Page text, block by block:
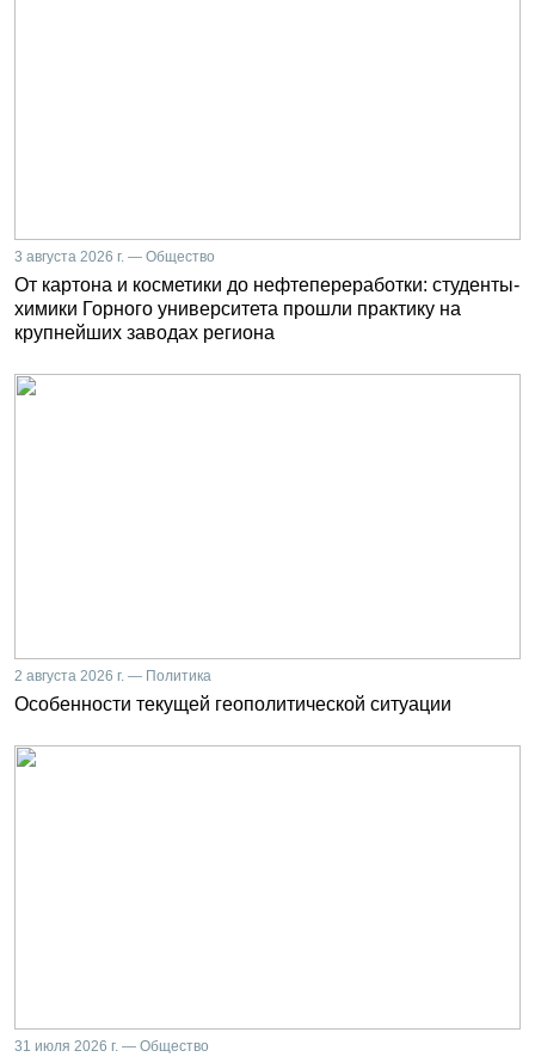
3 августа 2026 г. — Общество
От картона и косметики до нефтепереработки: студенты-
химики Горного университета прошли практику на
крупнейших заводах региона
2 августа 2026 г. — Политика
Особенности текущей геополитической ситуации
31 июля 2026 г. — Общество